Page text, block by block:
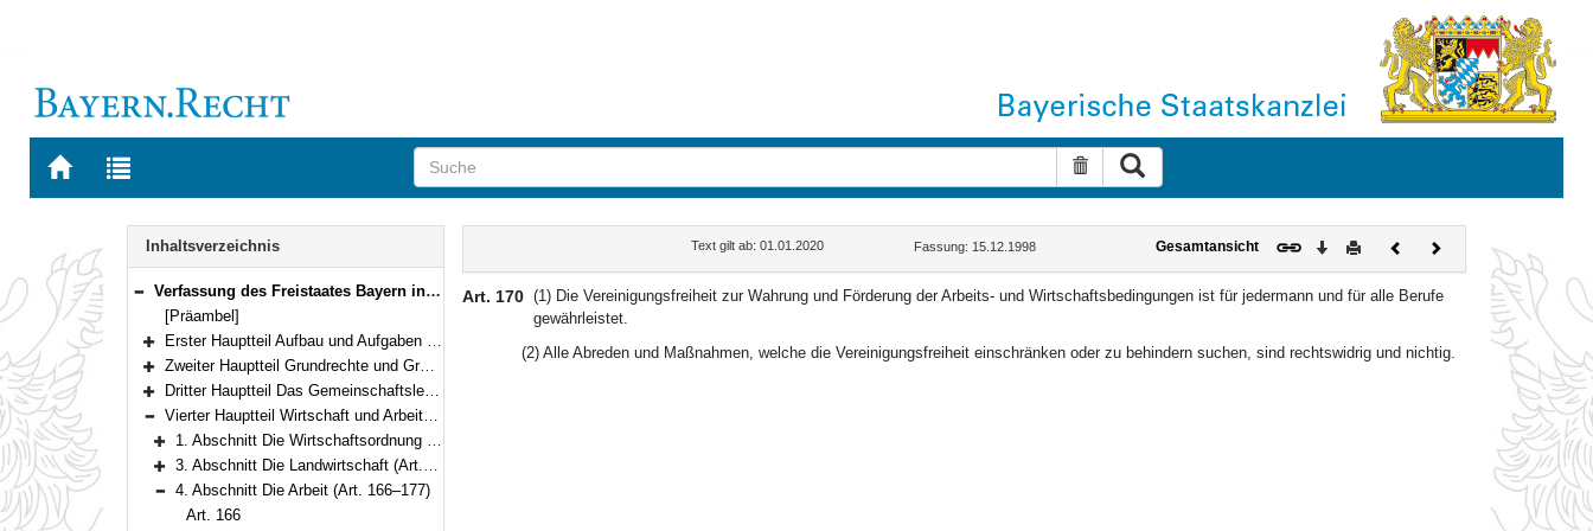
Zur
BAYERN.RECHT
Zur
letzten
Suche zurücksetzen
Navigation
Inhaltsverzeichnis
Bereich reduzieren
Verfassung des Freistaates Bayern in der Fassung der Bekanntmachung vom 15. Dezember 1998 (GVBl. S. 991, 992) BayRS 100-1-I (Art. 1–188)
[Präambel]
Bereich erweitern
Erster Hauptteil Aufbau und Aufgaben des Staates (Art. 1–97)
Bereich erweitern
Zweiter Hauptteil Grundrechte und Grundpflichten (Art. 98–123)
Bereich erweitern
Dritter Hauptteil Das Gemeinschaftsleben (Art. 124–150)
Bereich reduzieren
Vierter Hauptteil Wirtschaft und Arbeit (Art. 151–177)
Bereich erweitern
1. Abschnitt Die Wirtschaftsordnung (Art. 151–162)
Bereich erweitern
3. Abschnitt Die Landwirtschaft (Art. 163–165)
Bereich reduzieren
4. Abschnitt Die Arbeit (Art. 166–177)
Art. 166
Text gilt ab: 01.01.2020 Fassung: 15.12.1998 Gesamtansicht Download
DruckenVorherigesNächstes
Dokument
Art. 170 (1) Die Vereinigungsfreiheit zur Wahrung und Förderung der Arbeits- und Wirtschaftsbedingungen ist für jedermann und für alle Berufe
gewährleistet.
(2) Alle Abreden und Maßnahmen, welche die Vereinigungsfreiheit einschränken oder zu behindern suchen, sind rechtswidrig und nichtig.